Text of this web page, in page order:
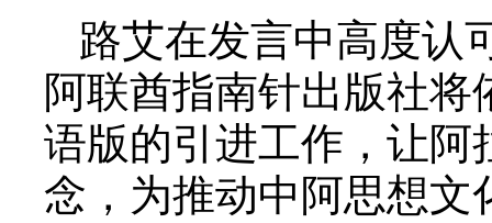
路艾在发言中高度认
阿联酋指南针出版社
语版的引进工作，让
念，为推动中阿思想